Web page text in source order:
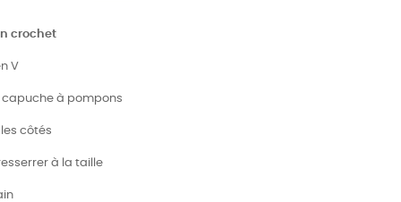
crochet
V
capuche à pompons
côtés
à la taille